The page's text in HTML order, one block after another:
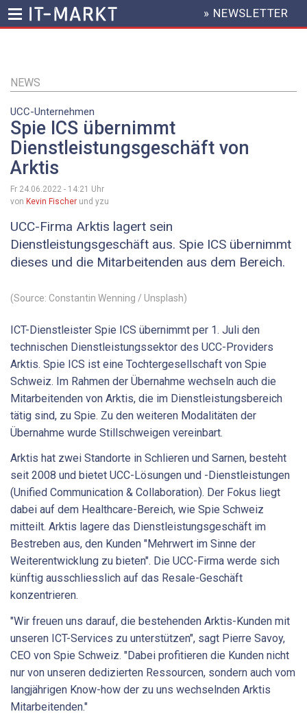
Inhalt
HEADER
MENU
» NEWSLETTER
NEWS
UCC-Unternehmen
Spie ICS übernimmt
Dienstleistungsgeschäft von
Arktis
Fr 24.06.2022 - 14:21 Uhr
von Kevin Fischer und yzu
UCC-Firma Arktis lagert sein
Dienstleistungsgeschäft aus. Spie ICS übernimmt
dieses und die Mitarbeitenden aus dem Bereich.
(Source: Constantin Wenning / Unsplash)
ICT-Dienstleister Spie ICS übernimmt per 1. Juli den
technischen Dienstleistungssektor des UCC-Providers
Arktis. Spie ICS ist eine Tochtergesellschaft von Spie
Schweiz. Im Rahmen der Übernahme wechseln auch die
Mitarbeitenden von Arktis, die im Dienstleistungsbereich
tätig sind, zu Spie. Zu den weiteren Modalitäten der
Übernahme wurde Stillschweigen vereinbart.
Arktis hat zwei Standorte in Schlieren und Sarnen, besteht
seit 2008 und bietet UCC-Lösungen und -Dienstleistungen
(Unified Communication & Collaboration). Der Fokus liegt
dabei auf dem Healthcare-Bereich, wie Spie Schweiz
mitteilt. Arktis lagere das Dienstleistungsgeschäft im
Bestreben aus, den Kunden "Mehrwert im Sinne der
Weiterentwicklung zu bieten". Die UCC-Firma werde sich
künftig ausschliesslich auf das Resale-Geschäft
konzentrieren.
"Wir freuen uns darauf, die bestehenden Arktis-Kunden mit
unseren ICT-Services zu unterstützen", sagt Pierre Savoy,
CEO von Spie Schweiz. "Dabei profitieren die Kunden nicht
nur von unseren dedizierten Ressourcen, sondern auch vom
langjährigen Know-how der zu uns wechselnden Arktis
Mitarbeitenden."